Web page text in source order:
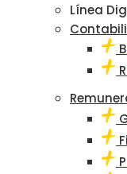
Línea